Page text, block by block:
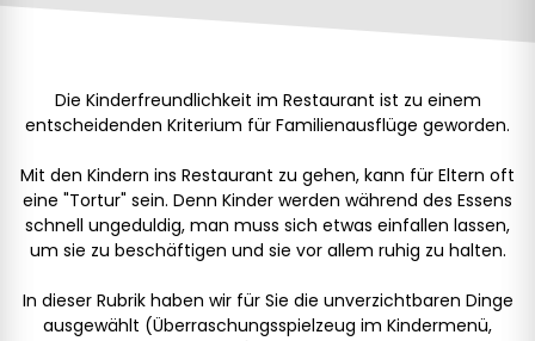
Die Kinderfreundlichkeit im Restaurant ist zu einem
entscheidenden Kriterium für Familienausflüge geworden.
Mit den Kindern ins Restaurant zu gehen, kann für Eltern oft
eine "Tortur" sein. Denn Kinder werden während des Essens
schnell ungeduldig, man muss sich etwas einfallen lassen,
um sie zu beschäftigen und sie vor allem ruhig zu halten.
In dieser Rubrik haben wir für Sie die unverzichtbaren Dinge
ausgewählt (Überraschungsspielzeug im Kindermenü,